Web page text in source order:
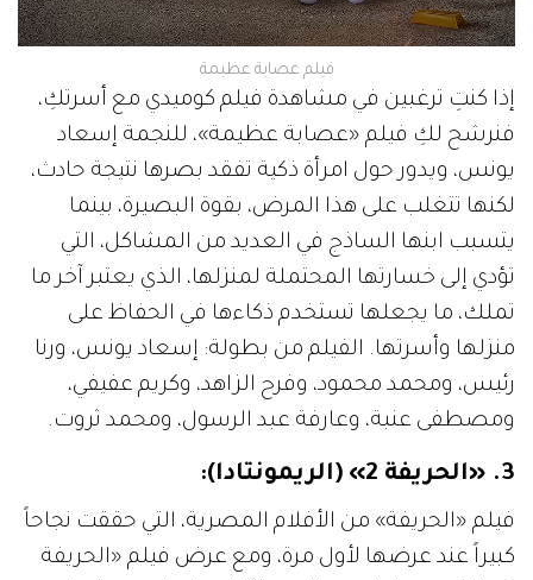
فيلم عصابة عظيمة
إذا كنتِ ترغبين في مشاهدة فيلم كوميدي مع أسرتكِ،
فنرشح لكِ فيلم «عصابة عظيمة»، للنجمة إسعاد
يونس، ويدور حول امرأة ذكية تفقد بصرها نتيجة حادث،
لكنها تتغلب على هذا المرض، بقوة البصيرة، بينما
يتسبب ابنها الساذج في العديد من المشاكل، التي
تؤدي إلى خسارتها المحتملة لمنزلها، الذي يعتبر آخر ما
تملك، ما يجعلها تستخدم ذكاءها في الحفاظ على
منزلها وأسرتها. الفيلم من بطولة: إسعاد يونس، ورنا
رئيس، ومحمد محمود، وفرح الزاهد، وكريم عفيفي،
ومصطفى عنبة، وعارفة عبد الرسول، ومحمد ثروت.
3. «الحريفة 2» (الريمونتادا):
فيلم «الحريفة» من الأفلام المصرية، التي حققت نجاحاً
كبيراً عند عرضها لأول مرة، ومع عرض فيلم «الحريفة